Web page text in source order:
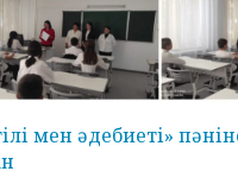
мен әдебиеті»